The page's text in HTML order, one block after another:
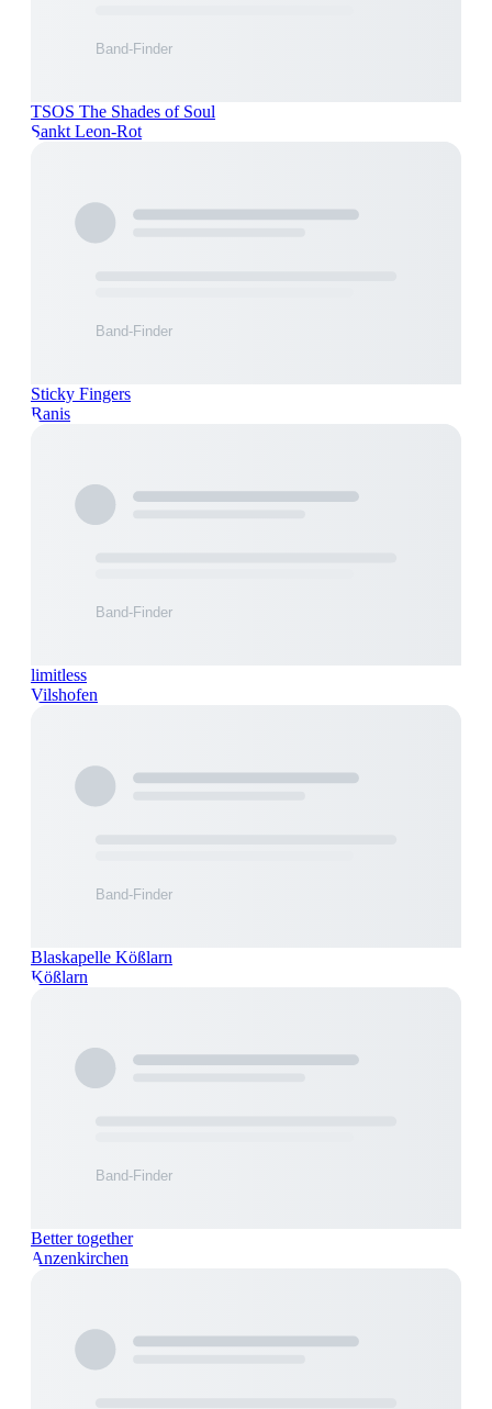
TSOS The Shades of Soul
Sankt Leon-Rot
Sticky Fingers
Ranis
limitless
Vilshofen
Blaskapelle Kößlarn
Kößlarn
Better together
Anzenkirchen